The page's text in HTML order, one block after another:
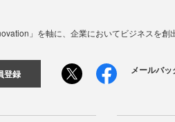
」を軸に、企業においてビジネスを創
登録 メールバ